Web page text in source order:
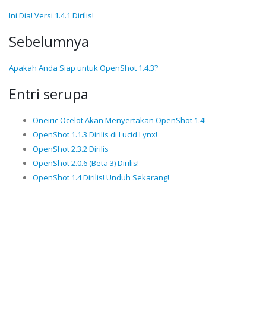
Ini Dia! Versi 1.4.1 Dirilis!
Sebelumnya
Apakah Anda Siap untuk OpenShot 1.4.3?
Entri serupa
Oneiric Ocelot Akan Menyertakan OpenShot 1.4!
OpenShot 1.1.3 Dirilis di Lucid Lynx!
OpenShot 2.3.2 Dirilis
OpenShot 2.0.6 (Beta 3) Dirilis!
OpenShot 1.4 Dirilis! Unduh Sekarang!